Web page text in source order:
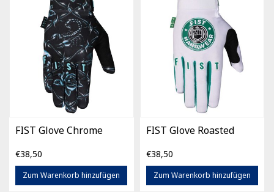
FIST Glove Chrome
€38,50
Zum Warenkorb hinzufügen
FIST Glove Roasted
€38,50
Zum Warenkorb hinzufügen